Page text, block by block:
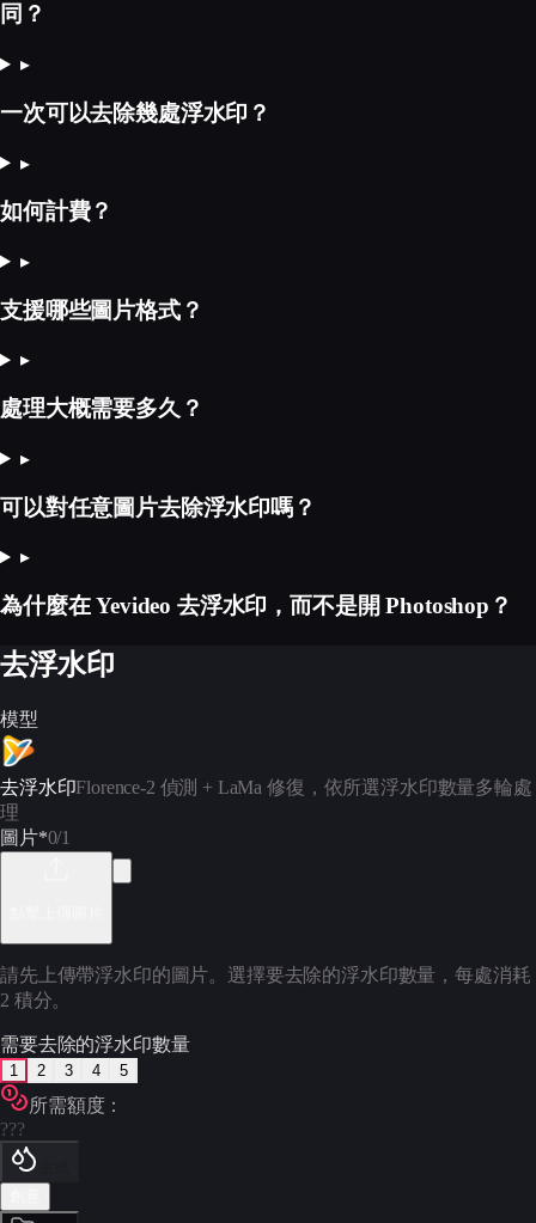
同？
▸
一次可以去除幾處浮水印？
▸
如何計費？
▸
支援哪些圖片格式？
▸
處理大概需要多久？
▸
可以對任意圖片去除浮水印嗎？
▸
為什麼在 Yevideo 去浮水印，而不是開 Photoshop？
去浮水印
模型
去浮水印Florence-2 偵測 + LaMa 修復，依所選浮水印數量多輪處
理
圖片*0/1
請先上傳帶浮水印的圖片。選擇要去除的浮水印數量，每處消耗
2 積分。
需要去除的浮水印數量
1 2 3 4 5
所需額度：
???